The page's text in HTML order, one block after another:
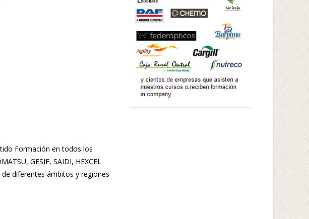
Formación en todos los
GESIF, SAIDI, HEXCEL
de diferentes ámbitos y regiones